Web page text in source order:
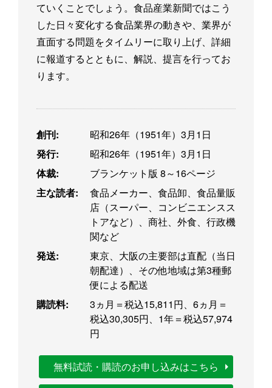
ていくことでしょう。食品産業新聞ではこう
した日々変化する食品業界の動きや、業界が
直面する問題をタイムリーに取り上げ、詳細
に報道するとともに、解説、提言を行ってお
ります。
創刊:
昭和26年（1951年）3月1日
発行:
昭和26年（1951年）3月1日
体裁:
ブランケット版 8～16ページ
主な読者:
食品メーカー、食品卸、食品量販
店（スーパー、コンビニエンスス
トアなど）、商社、外食、行政機
関など
発送:
東京、大阪の主要部は直配（当日
朝配達）、その他地域は第3種郵
便による配送
購読料:
3ヵ月＝税込15,811円、6ヵ月＝
税込30,305円、1年＝税込57,974
円
無料試読・購読のお申し込みはこちら